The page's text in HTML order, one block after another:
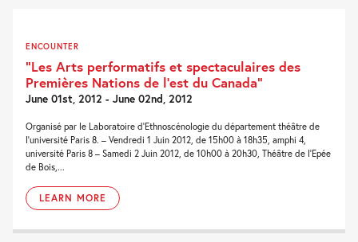
ENCOUNTER
“Les Arts performatifs et spectaculaires des
Premières Nations de l’est du Canada”
June 01st, 2012 - June 02nd, 2012
Organisé par le Laboratoire d’Ethnoscénologie du département théâtre de
l’université Paris 8. – Vendredi 1 Juin 2012, de 15h00 à 18h35, amphi 4,
université Paris 8 – Samedi 2 Juin 2012, de 10h00 à 20h30, Théâtre de l’Epée
de Bois,...
LEARN MORE